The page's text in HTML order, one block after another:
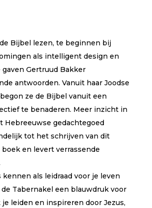
Bijbel lezen, te beginnen bij
als intelligent design en
Gertruud Bakker
antwoorden. Vanuit haar Joodse
ze de Bijbel vanuit een
te benaderen. Meer inzicht in
Hebreeuwse gedachtegoed
tot het schrijven van dit
en levert verrassende
kennen als leidraad voor je leven
Tabernakel een blauwdruk voor
je leiden en inspireren door Jezus,